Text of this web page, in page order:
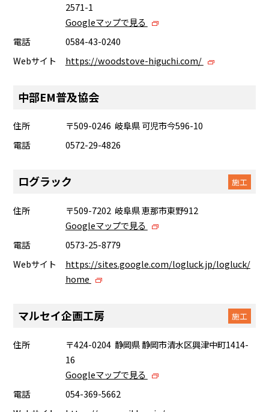
2571-1
Googleマップで見る
電話
0584-43-0240
Webサイト
https://woodstove-higuchi.com/
中部EM普及協会
住所
〒509-0246 岐阜県 可児市今596-10
電話
0572-29-4826
ログラック 施工
住所
〒509-7202 岐阜県 恵那市東野912
Googleマップで見る
電話
0573-25-8779
Webサイト
https://sites.google.com/logluck.jp/logluck/
home
マルセイ企画工房 施工
住所
〒424-0204 静岡県 静岡市清水区興津中町1414-
16
Googleマップで見る
電話
054-369-5662